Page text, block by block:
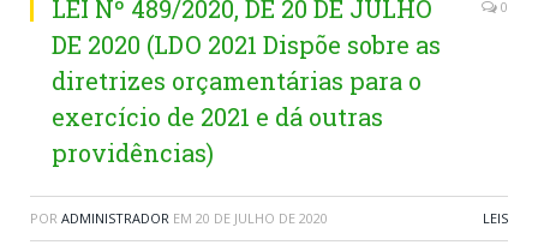
LEI Nº 489/2020, DE 20 DE JULHO
DE 2020 (LDO 2021 Dispõe sobre as
diretrizes orçamentárias para o
exercício de 2021 e dá outras
providências)
0
POR ADMINISTRADOR EM 20 DE JULHO DE 2020 LEIS